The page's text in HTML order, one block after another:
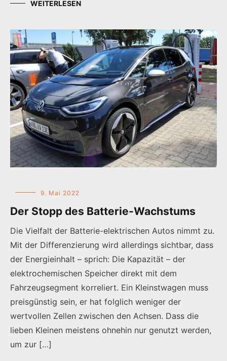
WEITERLESEN
9. Mai 2022
Der Stopp des Batterie-Wachstums
Die Vielfalt der Batterie-elektrischen Autos nimmt zu.
Mit der Differenzierung wird allerdings sichtbar, dass
der Energieinhalt – sprich: Die Kapazität – der
elektrochemischen Speicher direkt mit dem
Fahrzeugsegment korreliert. Ein Kleinstwagen muss
preisgünstig sein, er hat folglich weniger der
wertvollen Zellen zwischen den Achsen. Dass die
lieben Kleinen meistens ohnehin nur genutzt werden,
um zur […]